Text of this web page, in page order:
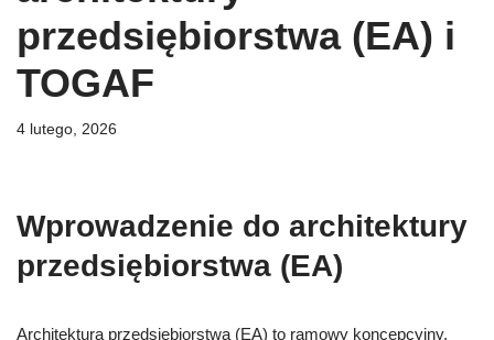
przedsiębiorstwa (EA) i
TOGAF
4 lutego, 2026
Wprowadzenie do architektury
przedsiębiorstwa (EA)
Architektura przedsiębiorstwa (EA) to ramowy koncepcyjny,